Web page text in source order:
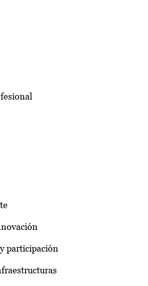
participación